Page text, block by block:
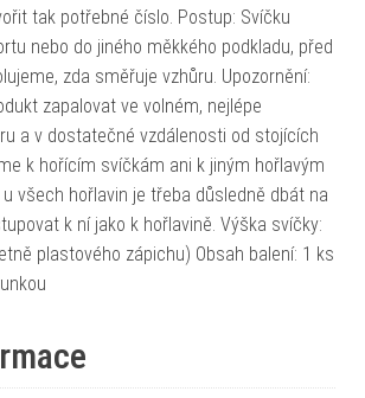
tak potřebné číslo. Postup: Svíčku
nebo do jiného měkkého podkladu, před
zda směřuje vzhůru. Upozornění:
zapalovat ve volném, nejlépe
a v dostatečné vzdálenosti od stojících
k hořícím svíčkám ani k jiným hořlavým
všech hořlavin je třeba důsledně dbát na
k ní jako k hořlavině. Výška svíčky:
plastového zápichu) Obsah balení: 1 ks